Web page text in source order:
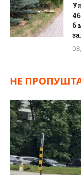
6
НЕ